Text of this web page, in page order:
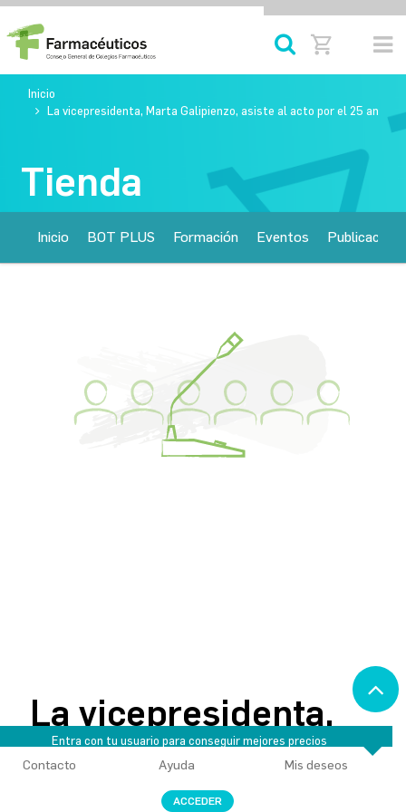
Inicio
La vicepresidenta, Marta Galipienzo, asiste al acto por el 25
Tienda
Inicio BOT PLUS Formación Eventos
La vicepresidenta,
Marta Galipienzo,
asiste al acto por el 25
Entra con tu usuario para conseguir mejores precios
Contacto Ayuda Mis deseos
ACCEDER